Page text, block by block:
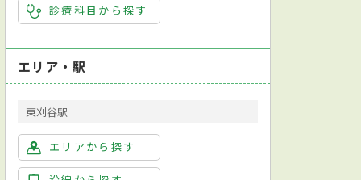
診療科目から探す
エリア・駅
東刈谷駅
エリアから探す